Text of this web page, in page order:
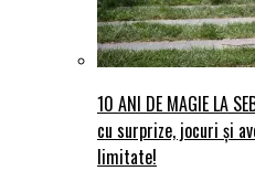
10 ANI DE MAGIE LA
cu surprize, jocuri și
limitate!